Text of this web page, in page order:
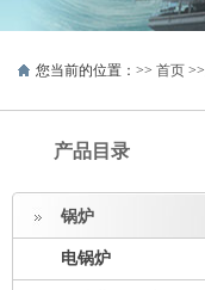
您当前的位置：>> 首页 >>
产品目录
锅炉
电锅炉